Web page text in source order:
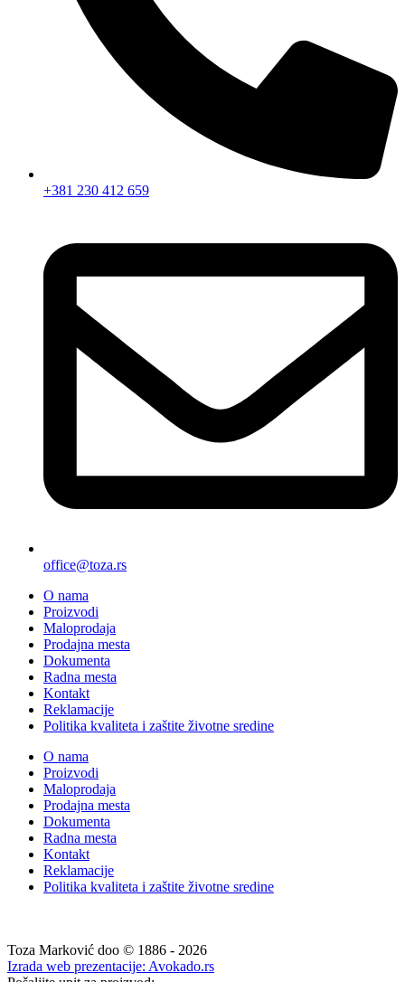
+381 230 412 659
office@toza.rs
O nama
Proizvodi
Maloprodaja
Prodajna mesta
Dokumenta
Radna mesta
Kontakt
Reklamacije
Politika kvaliteta i zaštite životne sredine
O nama
Proizvodi
Maloprodaja
Prodajna mesta
Dokumenta
Radna mesta
Kontakt
Reklamacije
Politika kvaliteta i zaštite životne sredine
Toza Marković doo © 1886 - 2026
Izrada web prezentacije: Avokado.rs